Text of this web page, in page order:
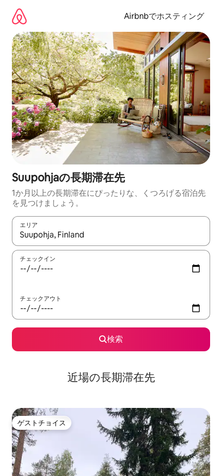
Airbnbでホスティング
Suupohjaの長期滞在先
1か月以上の長期滞在にぴったりな、くつろげる宿泊先
を見つけましょう。
エリア
検索結果が表示されたら、上下の矢印キーを使って移動するか
チェックイン
チェックアウト
検索
近場の長期滞在先
ゲストチョイス
ゲストチョイス